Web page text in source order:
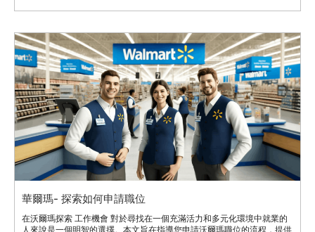
華爾瑪- 探索如何申請職位
在沃爾瑪探索 工作機會 對於尋找在一個充滿活力和多元化環境中就業的
人來說是一個明智的選擇。本文旨在指導您申請沃爾瑪職位的流程，提供